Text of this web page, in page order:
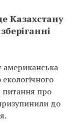
Казахстану
американська
питання про
до